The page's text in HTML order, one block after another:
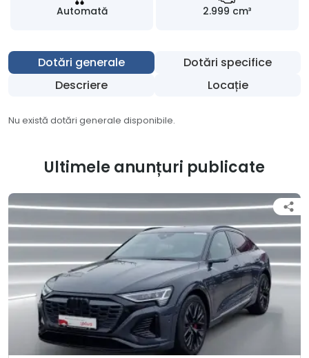
Automată 2.999 cm³
Dotări generale
Dotări specifice
Descriere
Locație
Nu există dotări generale disponibile.
Ultimele anunțuri publicate